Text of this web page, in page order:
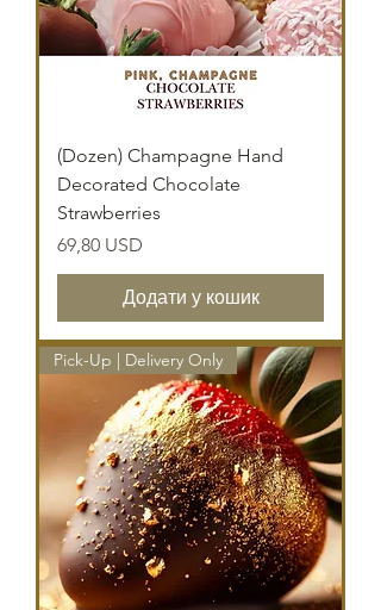
(Dozen) Champagne Hand
Decorated Chocolate
Strawberries
Ціна
69,80 USD
Додати у кошик
Pick-Up | Delivery Only